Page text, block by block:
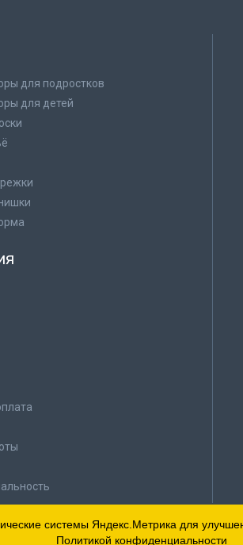
для подростков
для детей
системы Яндекс.Метрика для
Политикой конфиденциальности